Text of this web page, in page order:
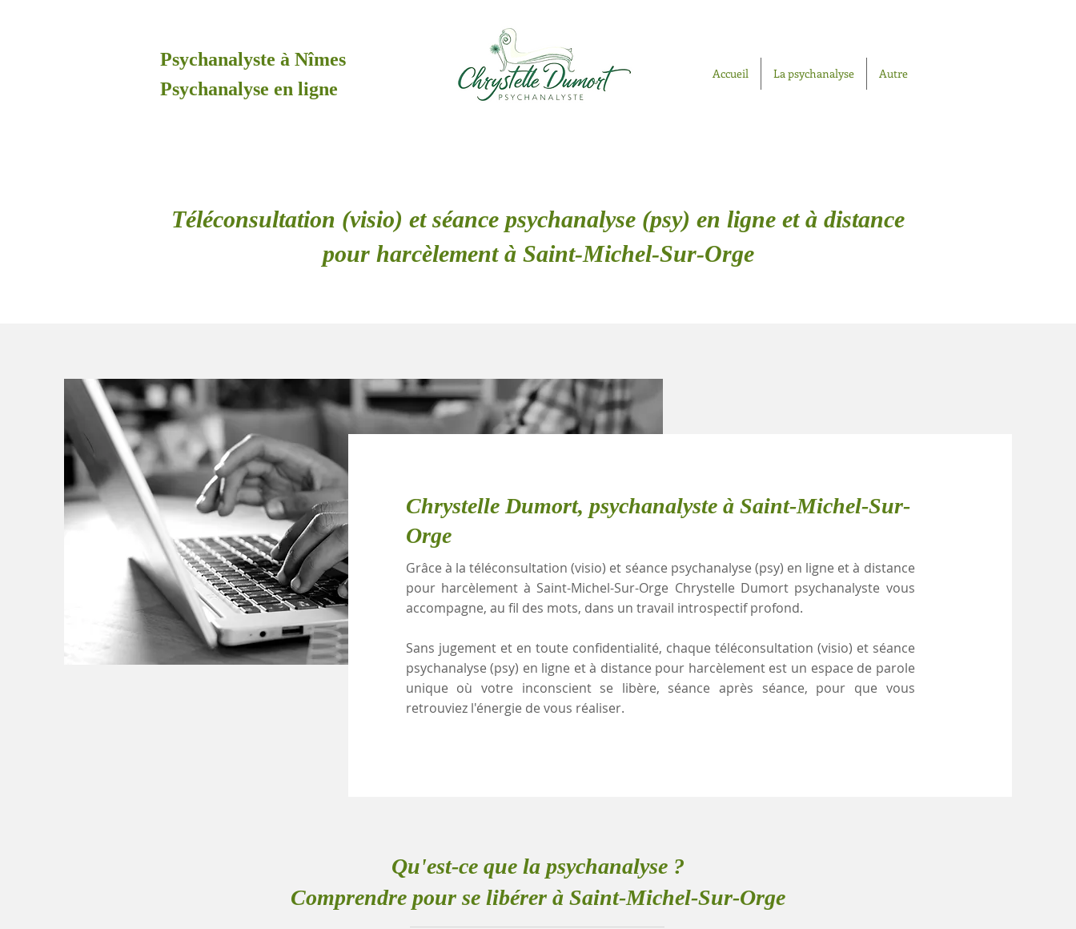
Psychanalyste à Nîmes
Psychanalyse en ligne
Accueil La psychanalyse Autre
Téléconsultation (visio) et séance psychanalyse (psy) en ligne et à distance
pour harcèlement à Saint-Michel-Sur-Orge
Chrystelle Dumort, psychanalyste à Saint-Michel-Sur-
Orge
Grâce à la téléconsultation (visio) et séance psychanalyse (psy) en ligne et à distance
pour harcèlement à Saint-Michel-Sur-Orge Chrystelle Dumort psychanalyste vous
accompagne, au fil des mots, dans un travail introspectif profond.
Sans jugement et en toute confidentialité, chaque téléconsultation (visio) et séance
psychanalyse (psy) en ligne et à distance pour harcèlement est un espace de parole
unique où votre inconscient se libère, séance après séance, pour que vous
retrouviez l'énergie de vous réaliser.
Qu'est-ce que la psychanalyse ?
Comprendre pour se libérer à Saint-Michel-Sur-Orge